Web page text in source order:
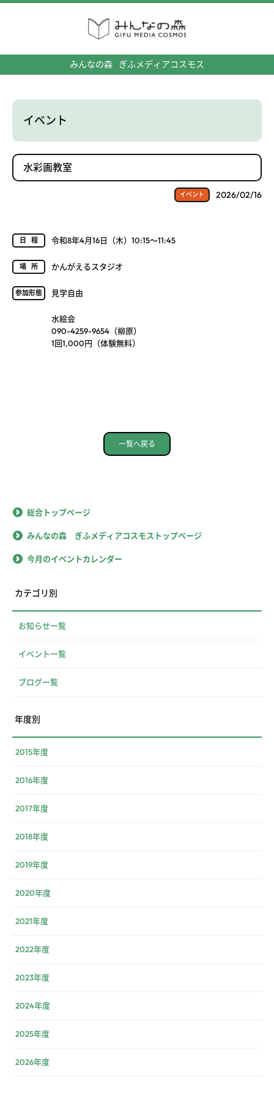
みんなの森 ぎふメディアコスモス
イベント
水彩画教室
イベント 2026/02/16
日程 令和8年4月16日（木）10:15～11:45
場所 かんがえるスタジオ
参加形態 見学自由
水絵会
090-4259-9654（柳原）
1回1,000円（体験無料）
一覧へ戻る
総合トップページ
みんなの森 ぎふメディアコスモストップページ
今月のイベントカレンダー
カテゴリ別
お知らせ一覧
イベント一覧
ブログ一覧
年度別
2015年度
2016年度
2017年度
2018年度
2019年度
2020年度
2021年度
2022年度
2023年度
2024年度
2025年度
2026年度